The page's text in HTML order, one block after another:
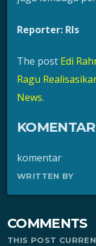
Reporter: Rls
The post Edi
Ragu
News.
komentar
WRITTEN BY
COMMENTS
THIS POST